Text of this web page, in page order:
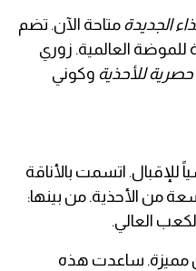
الجديدة متاحة الآن. تضم
للموضة العالمية. زوري
للأحذية وكوني
للإقبال. اتسمت بالأناقة
من الأحذية. من بينها:
العالي.
مميزة. ساعدت هذه